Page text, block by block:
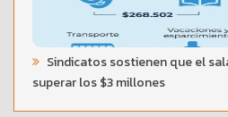
Sindicatos sostienen que el
superar los $3 millones